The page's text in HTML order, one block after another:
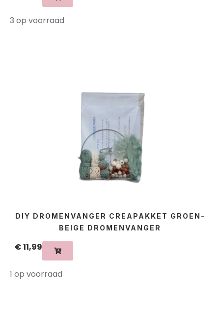
3 op voorraad
DIY DROMENVANGER CREAPAKKET GROEN-
BEIGE DROMENVANGER
€11,99
1 op voorraad